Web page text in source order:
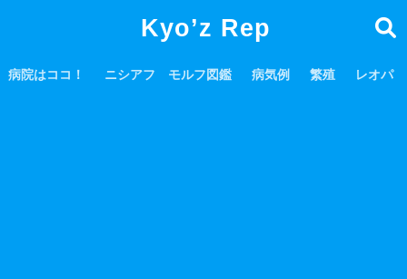
Kyo’z Rep
病院はココ！ ニシアフ モルフ図鑑 病気例 繁殖 レオパ